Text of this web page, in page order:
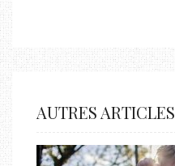
AUTRES ARTICLES